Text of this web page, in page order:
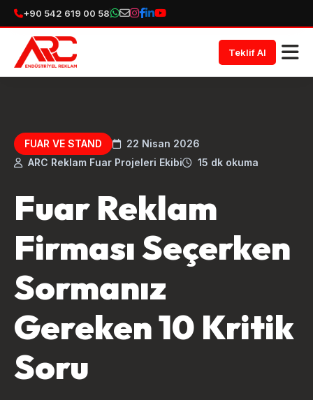
+90 542 619 00 58
Teklif Al
FUAR VE STAND
22 Nisan 2026
ARC Reklam Fuar Projeleri Ekibi
15 dk okuma
Fuar Reklam
Firması Seçerken
Sormanız
Gereken 10 Kritik
Soru